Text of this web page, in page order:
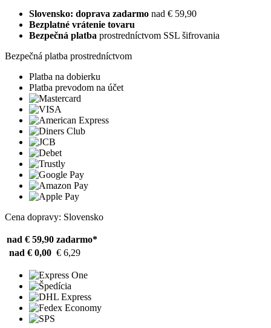
Slovensko: doprava zadarmo nad € 59,90
Bezplatné vrátenie tovaru
Bezpečná platba prostredníctvom SSL šifrovania
Bezpečná platba prostredníctvom
Platba na dobierku
Platba prevodom na účet
Cena dopravy: Slovensko
nad € 59,90 zadarmo*
nad € 0,00 € 6,29